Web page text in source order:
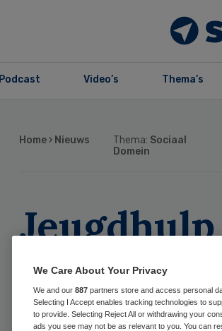
Podcast Video’s Thema’s
Home › Nieuws Thema: Sociaal
Domein
stelt
We Care About Your Privacy
We and our 887 partners store and access personal
Selecting I Accept enables tracking technologies to
to provide. Selecting Reject All or withdrawing your
ads you see may not be as relevant to you. You can